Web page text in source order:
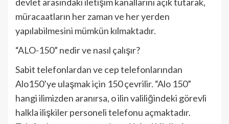
müracaatların her zaman ve her yerden
yapılabilmesini mümkün kılmaktadır.
“ALO-150” nedir ve nasıl çalışır?
Sabit telefonlardan ve cep telefonlarından
Alo150’ye ulaşmak için 150 çevrilir. “Alo 150”
hangi ilimizden aranırsa, o ilin valiliğindeki görevli
halkla ilişkiler personeli telefonu açmaktadır.